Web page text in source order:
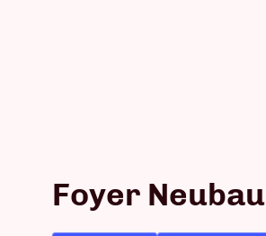
Foyer Neubau